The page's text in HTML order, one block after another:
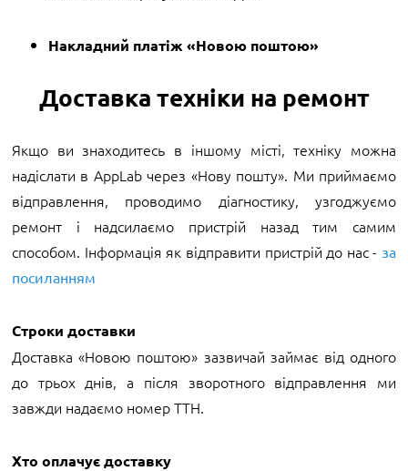
Накладний платіж «Новою поштою»
Доставка техніки на ремонт
Якщо ви знаходитесь в іншому місті, техніку можна
надіслати в AppLab через «Нову пошту». Ми приймаємо
відправлення, проводимо діагностику, узгоджуємо
ремонт і надсилаємо пристрій назад тим самим
способом. Інформація як відправити пристрій до нас - за
посиланням
Строки доставки
Доставка «Новою поштою» зазвичай займає від одного
до трьох днів, а після зворотного відправлення ми
завжди надаємо номер ТТН.
Хто оплачує доставку